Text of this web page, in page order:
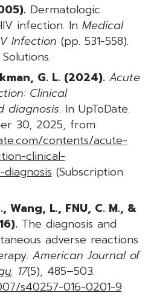
Dermatologic
infection. In Medical
Infection (pp. 531-558).
G. L. (2024). Acute
Clinical
diagnosis. In UpToDate.
30, 2025, from
contents/acute-
clinical-
(Subscription
Wang, L., FNU, C. M., &
The diagnosis and
adverse reactions
American Journal of
17(5), 485–503.
s40257-016-0201-9